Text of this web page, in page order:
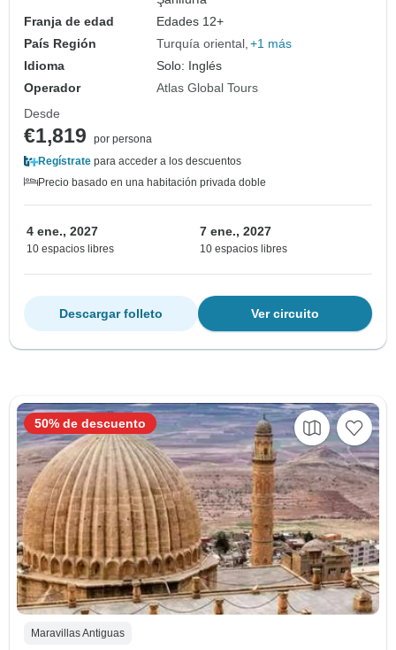
Franja de edad
Edades 12+
País Región
Turquía oriental +1 más
Idioma
Solo: Inglés
Operador
Atlas Global Tours
Desde
€1,819
por persona
Regístrate para acceder a los descuentos
Precio basado en una habitación privada doble
4 ene., 2027
10 espacios libres
7 ene., 2027
10 espacios libres
Ver circuito
Descargar folleto
Maravillas Antiguas
50% de descuento